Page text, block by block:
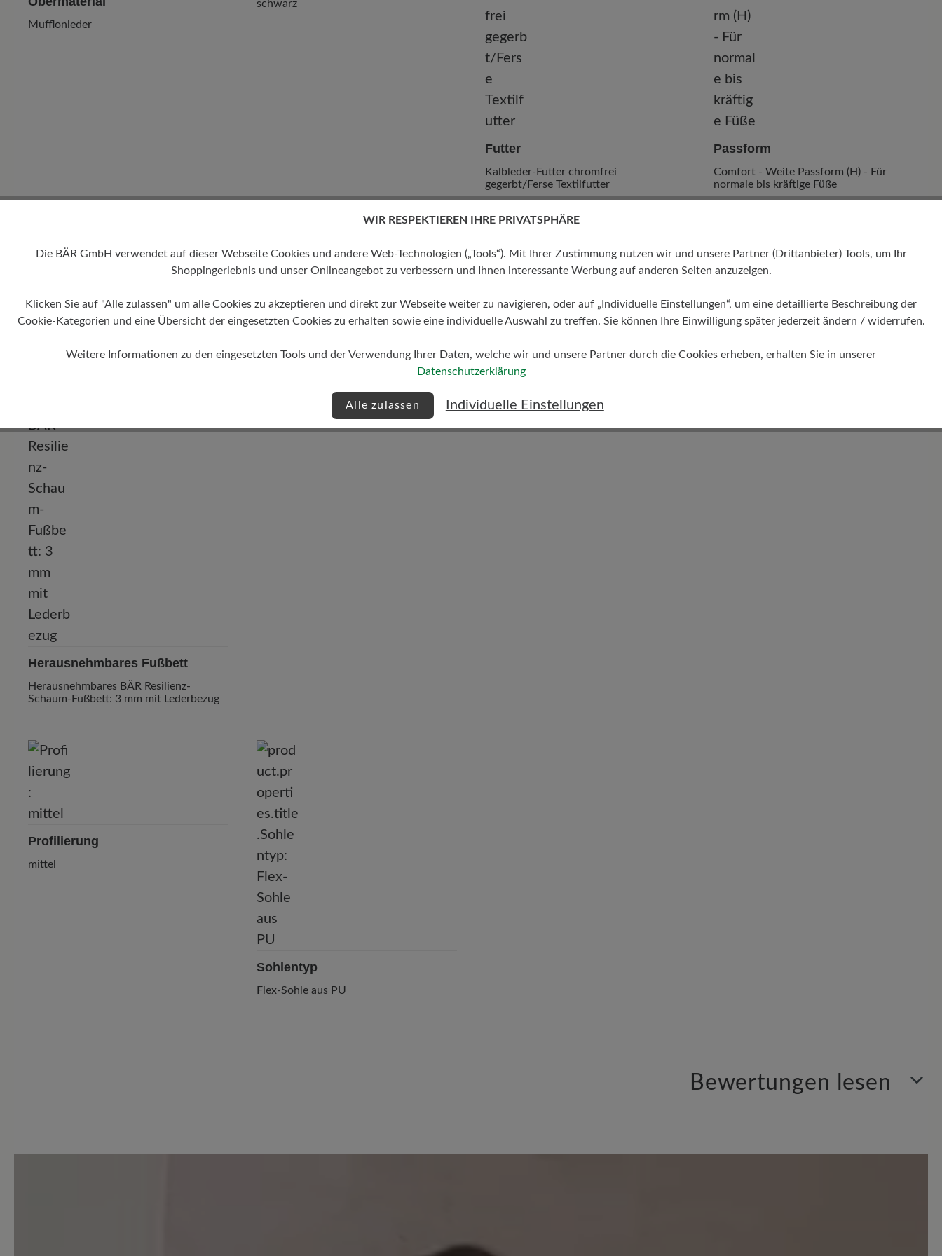
Mufflonleder
schwarz
Futter
Kalbleder-Futter chromfrei
gegerbt/Ferse Textilfutter
Passform
Comfort - Weite Passform (H) - Für
normale bis kräftige Füße
Herausnehmbares Fußbett
Herausnehmbares BÄR Resilienz-
Schaum-Fußbett: 3 mm mit Lederbezug
Absatz
Dämpfungsgrad
mittel
Profilierung
mittel
Sohlentyp
Flex-Sohle aus PU
Bewertungen lesen
WIR RESPEKTIEREN IHRE PRIVATSPHÄRE
Die BÄR GmbH verwendet auf dieser Webseite Cookies und andere Web-Technologien („Tools“). Mit Ihrer Zustimmung nutzen wir und unsere Partner (Drittanbieter) Tools, um Ihr
Shoppingerlebnis und unser Onlineangebot zu verbessern und Ihnen interessante Werbung auf anderen Seiten anzuzeigen.
Klicken Sie auf "Alle zulassen" um alle Cookies zu akzeptieren und direkt zur Webseite weiter zu navigieren, oder auf „Individuelle Einstellungen“, um eine detaillierte Beschreibung der
Cookie-Kategorien und eine Übersicht der eingesetzten Cookies zu erhalten sowie eine individuelle Auswahl zu treffen. Sie können Ihre Einwilligung später jederzeit ändern / widerrufen.
Weitere Informationen zu den eingesetzten Tools und der Verwendung Ihrer Daten, welche wir und unsere Partner durch die Cookies erheben, erhalten Sie in unserer
Datenschutzerklärung
Alle zulassen Individuelle Einstellungen